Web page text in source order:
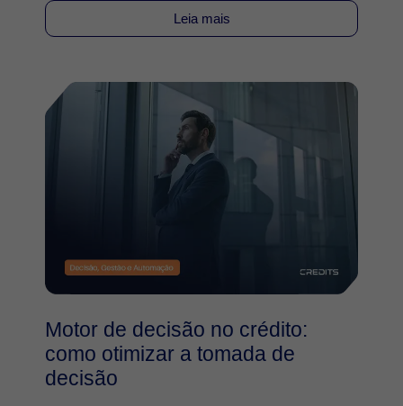
Leia mais
Motor de decisão no crédito:
como otimizar a tomada de
decisão